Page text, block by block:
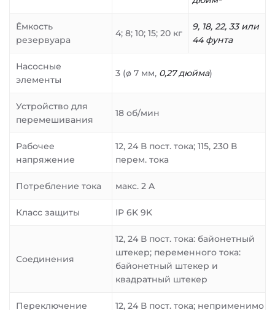
Ёмкость
резервуара
4; 8; 10; 15; 20 кг
9, 18, 22, 33 или
44 фунта
Насосные
элементы
3 (ø 7 мм, 0,27 дюйма)
Устройство для
перемешивания
18 об/мин
Рабочее
напряжение
12, 24 В пост. тока; 115, 230 В
перем. тока
Потребление тока макс. 2 A
Класс защиты IP 6K 9K
Соединения
12, 24 В пост. тока: байонетный
штекер; переменного тока:
байонетный штекер и
квадратный штекер
Переключение 12, 24 В пост. тока; неприменимо